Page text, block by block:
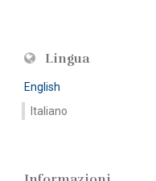
Lingua
English
Italiano